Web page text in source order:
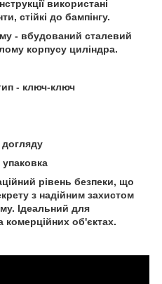
використані
стійкі до бампінгу.
- вбудований сталевий
корпусу циліндра.
- ключ-ключ
догляду
рівень безпеки, що
з надійним захистом
Ідеальний для
комерційних об'єктах.